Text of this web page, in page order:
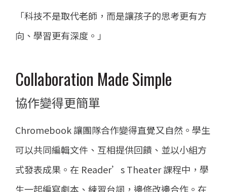
「科技不是取代老師，而是讓孩子的思考更有方
向、學習更有深度。」
Collaboration Made Simple
協作變得更簡單
Chromebook 讓團隊合作變得直覺又自然。學生
可以共同編輯文件、互相提供回饋、並以小組方
式發表成果。在 Reader’s Theater 課程中，學
生一起編寫劇本、練習台詞，邊修改邊合作。在